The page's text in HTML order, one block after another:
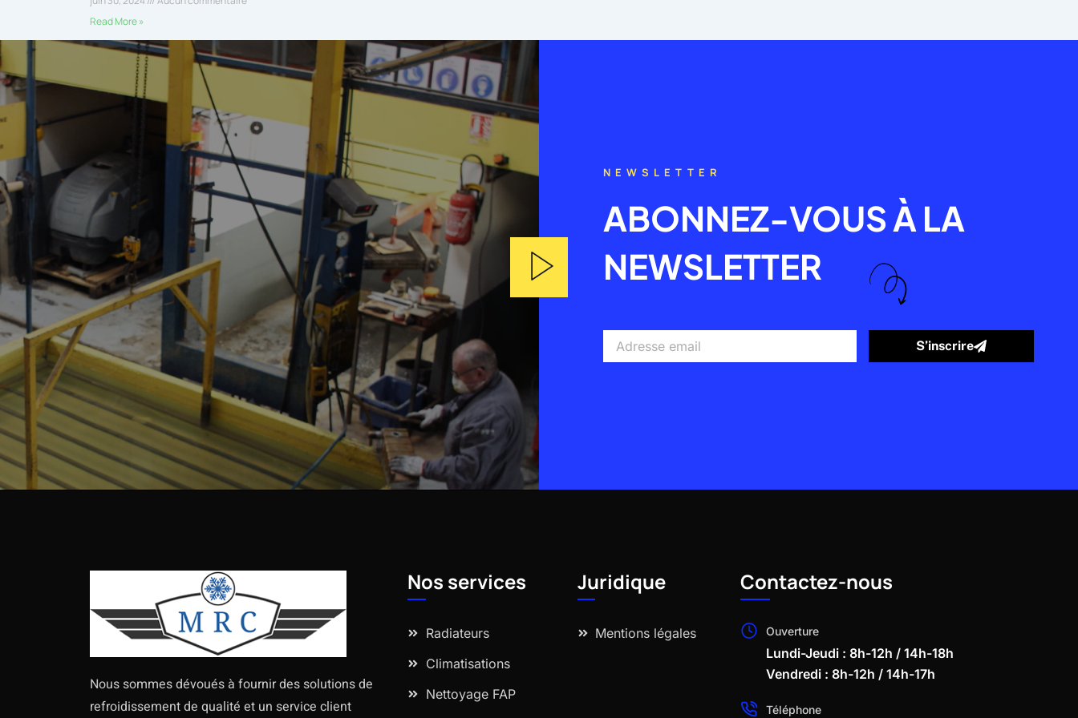
Read More »
NEWSLETTER
ABONNEZ-VOUS À LA
NEWSLETTER
email
S’inscrire
Nous sommes dévoués à fournir des solutions de
refroidissement de qualité et un service client
Nos services
Radiateurs
Climatisations
Nettoyage FAP
Juridique
Mentions légales
Contactez-nous
Ouverture
Lundi-Jeudi : 8h-12h / 14h-18h
Vendredi : 8h-12h / 14h-17h
Téléphone